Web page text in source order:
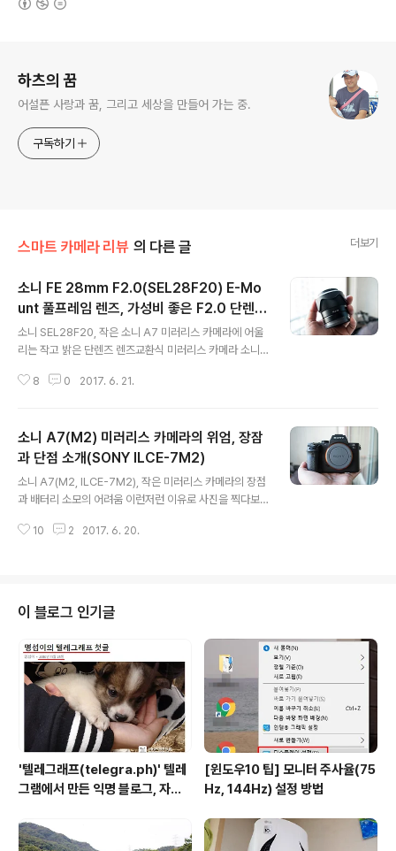
하츠의 꿈
어설픈 사랑과 꿈, 그리고 세상을 만들어 가는 중.
구독하기
스마트 카메라 리뷰 의 다른 글 더보기
소니 FE 28mm F2.0(SEL28F20) E-Mo
unt 풀프레임 렌즈, 가성비 좋은 F2.0 단렌즈
(소니 A7M2 장착 샷)
소니 SEL28F20, 작은 소니 A7 미러리스 카메라에 어울
리는 작고 밝은 단렌즈 렌즈교환식 미러리스 카메라 소니
렌즈는 사용하고 싶지 않았고, 마음 같아서는 G렌즈나 짜
은 옵션으로 생각하고 찾아보다가 '소니 FE 28mm F2.0
(SEL28F20)' 렌즈를 선택하게 되었다. 소니 A7(M2) 미
러리스 카메라의 위엄, 장잠과 단점 소개(SONY ILCE-7
M2) 소니 FE 28mm F2.0(SEL28F20) E-Mount 풀프
소니 E-마운트 광각렌즈 '소니 ZEISS V..
8 0 2017. 6. 21.
소니 A7(M2) 미러리스 카메라의 위엄, 장잠
과 단점 소개(SONY ILCE-7M2)
소니 A7(M2, ILCE-7M2), 작은 미러리스 카메라의 장점
과 배터리 소모의 어려움 이런저런 이유로 사진을 찍다보
업그레이드를 꿈꾼다. 취미로 사진 촬영을 한다는 것은 어
족할 만한데, 사람 눈으로 보는 것 보다 적은 영역 만을 사
진에 담겨지는 것은 항상 부족함이었다. 그래서, 보이는 것
만큼 그대로 보이고 그 이상까지의 무엇인가를 요구할 수
있는 카메라를 갖고 싶었고, 고민 끝에 렌즈 교환식 미러리
스 카메라 '소니 A7(M2, ILCE-7M2)'를 장만했다. 이미
상위 버전인..
10 2 2017. 6. 20.
이 블로그 인기글
'텔레그래프(telegra.ph)' 텔레
그램에서 만든 익명 블로그, 자유
[윈도우10 팁] 모니터 주사율(75
Hz, 144Hz) 설정 방법